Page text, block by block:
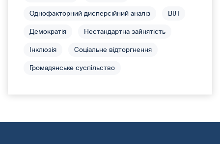
Однофакторний дисперсійний аналіз ВІЛ
Демократія Нестандартна зайнятість
Інклюзія Соціальне відторгнення
Громадянське суспільство